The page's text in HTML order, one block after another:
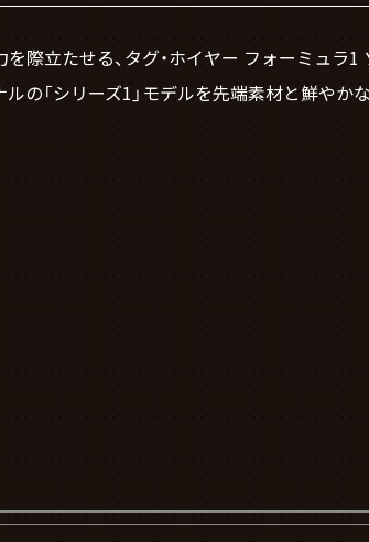
際立たせる、タグ・ホイヤー フォーミュラ1
の「シリーズ1」モデルを先端素材と鮮やか